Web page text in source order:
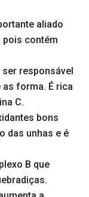
aliado
pois contém
responsável
as forma. É rica
C.
bons
das unhas e é
B que